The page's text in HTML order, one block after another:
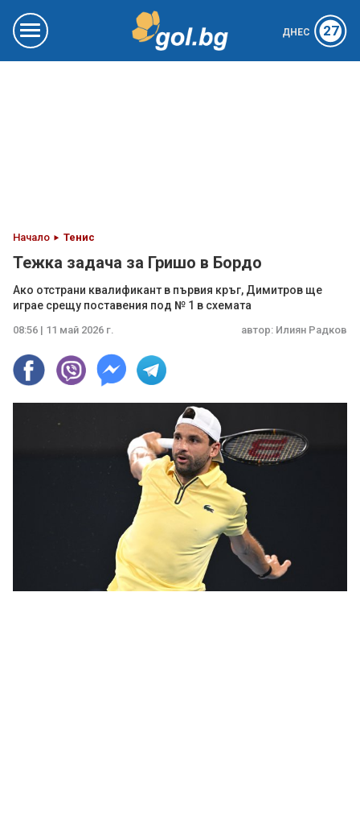
ДНЕС 27
Начало Тенис
Тежка задача за Гришо в Бордо
Ако отстрани квалификант в първия кръг, Димитров ще
играе срещу поставения под № 1 в схемата
08:56 | 11 май 2026 г. автор: Илиян Радков